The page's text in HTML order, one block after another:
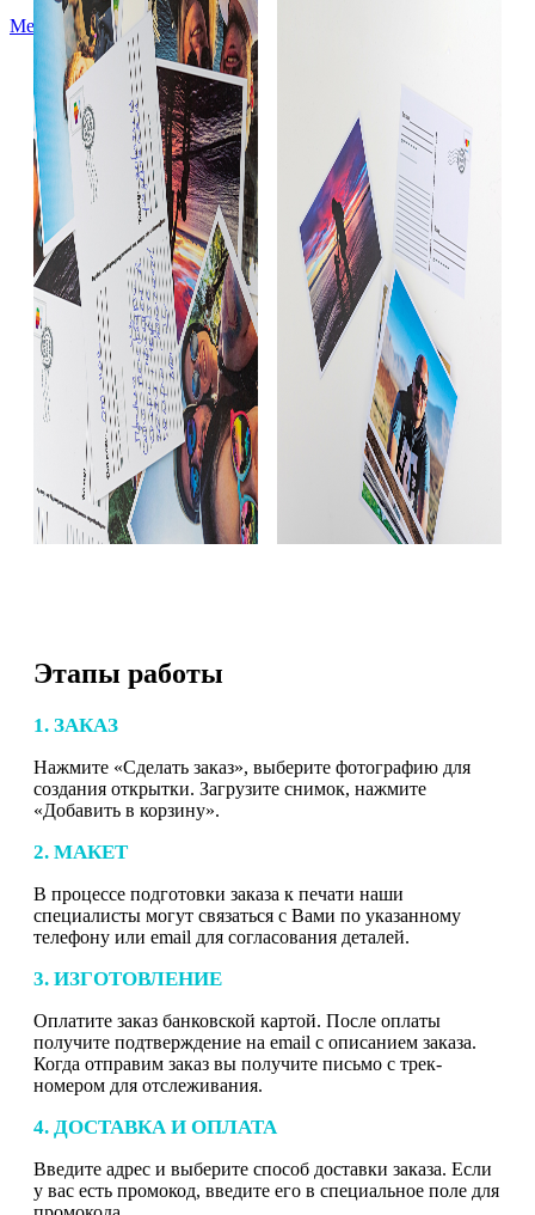
Меню
Этапы работы
1. ЗАКАЗ
Нажмите «Сделать заказ», выберите фотографию для
создания открытки. Загрузите снимок, нажмите
«Добавить в корзину».
2. МАКЕТ
В процессе подготовки заказа к печати наши
специалисты могут связаться с Вами по указанному
телефону или email для согласования деталей.
3. ИЗГОТОВЛЕНИЕ
Оплатите заказ банковской картой. После оплаты
получите подтверждение на email с описанием заказа.
Когда отправим заказ вы получите письмо с трек-
номером для отслеживания.
4. ДОСТАВКА И ОПЛАТА
Введите адрес и выберите способ доставки заказа. Если
у вас есть промокод, введите его в специальное поле для